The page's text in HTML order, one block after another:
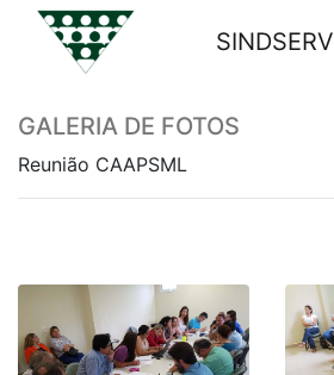
SINDSERV
GALERIA DE FOTOS
Reunião CAAPSML